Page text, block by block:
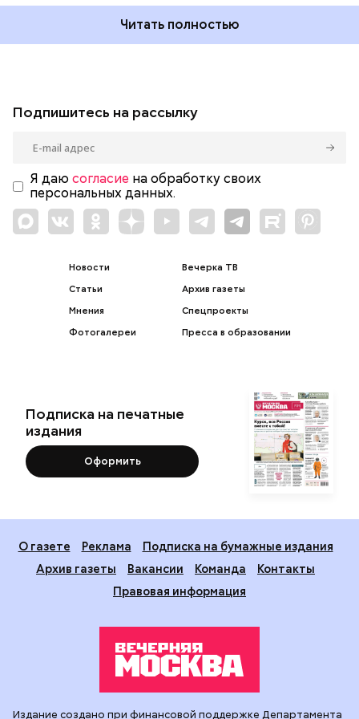
Читать полностью
Подпишитесь на рассылку
Я даю согласие на обработку своих
персональных данных.
Новости
Статьи
Мнения
Фотогалереи
Вечерка ТВ
Архив газеты
Спецпроекты
Пресса в образовании
Подписка на печатные
издания
Оформить
О газете Реклама
Подписка на бумажные издания
Архив газеты
Вакансии Команда
Контакты
Правовая информация
Издание создано при финансовой поддержке Департамента